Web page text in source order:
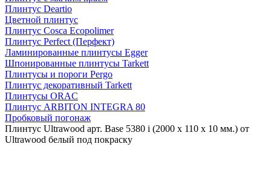
Плинтус Deartio
Цветной плинтус
Плинтус Cosca Ecopolimer
Плинтус Perfect (Перфект)
Ламинированные плинтусы Egger
Шпонированные плинтусы Tarkett
Плинтусы и пороги Pergo
Плинтус декоративный Tarkett
Плинтусы ORAC
Плинтус ARBITON INTEGRA 80
Пробковый погонаж
Плинтус Ultrawood арт. Base 5380 i (2000 x 110 x 10 мм.) от
Ultrawood белый под покраску